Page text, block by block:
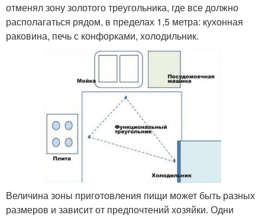
отменял зону золотого треугольника, где все должно
располагаться рядом, в пределах 1,5 метра: кухонная
раковина, печь с конфорками, холодильник.
Величина зоны приготовления пищи может быть разных
размеров и зависит от предпочтений хозяйки. Одни